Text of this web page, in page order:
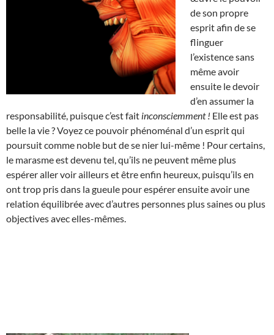
de son propre
esprit afin de se
flinguer
l’existence sans
même avoir
ensuite le devoir
d’en assumer la
responsabilité, puisque c’est fait inconsciemment ! Elle est pas
belle la vie ? Voyez ce pouvoir phénoménal d’un esprit qui
poursuit comme noble but de se nier lui-même ! Pour certains,
le marasme est devenu tel, qu’ils ne peuvent même plus
espérer aller voir ailleurs et être enfin heureux, puisqu’ils en
ont trop pris dans la gueule pour espérer ensuite avoir une
relation équilibrée avec d’autres personnes plus saines ou plus
objectives avec elles-mêmes.